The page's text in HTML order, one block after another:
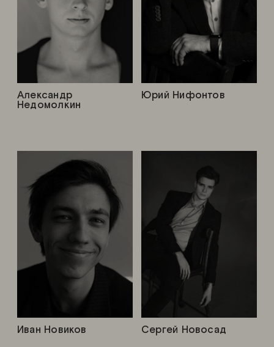
Сергей Новосад
Александр
Недомолкин
Иван Новиков
Юрий Нифонтов